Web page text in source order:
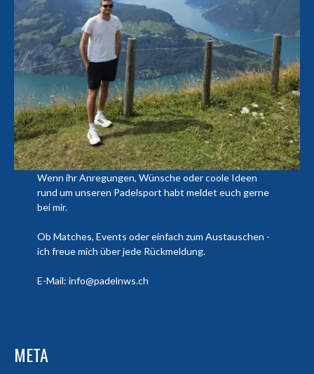
Wenn ihr Anregungen, Wünsche oder coole Ideen
rund um unseren Padelsport habt meldet euch gerne
bei mir.
Ob Matches, Events oder einfach zum Austauschen -
ich freue mich über jede Rückmeldung.
E-Mail: info@padelnws.ch
META